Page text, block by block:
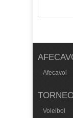
Afecavol
Voleibol